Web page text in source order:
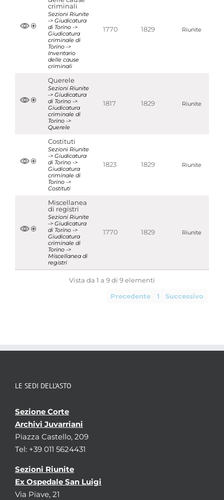
criminali
Sezioni Riunite
-> Giudicatura
di Torino ->
Giudicatura
criminale di
Torino ->
Inventario
delle cause
criminali
1770 1829 Riunite
Querele
Sezioni Riunite
-> Giudicatura
di Torino ->
Giudicatura
criminale di
Torino ->
Querele
1817 1829 Riunite
Costituti
Sezioni Riunite
-> Giudicatura
di Torino ->
Giudicatura
criminale di
Torino ->
Costituti
1823 1829 Riunite
Miscellanea
di registri
Sezioni Riunite
-> Giudicatura
di Torino ->
Giudicatura
criminale di
Torino ->
Miscellanea di
registri
1770 1829 Riunite
Vista da 1 a 9 di 9 elementi
Precedente 1 Successivo
LE SEDI DELL’ASTO
Sezione Corte
Archivi Juvarriani
Piazza Castello, 209
Tel: +39 011 5624431
Sezioni Riunite
Ex Ospedale San Luigi
Via Piave, 21